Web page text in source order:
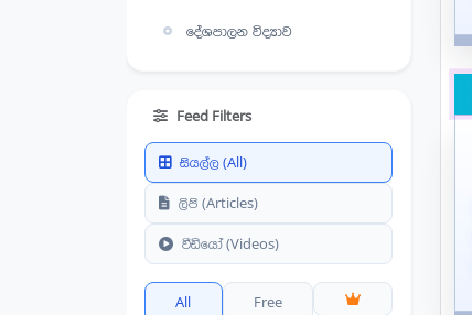
දේශපාලන විද්‍යාව
ජීව විද්‍යාව
කෘෂි විද්‍යාව
භූගෝල විද්‍යාව
Feed Filters
සියල්ල (All)
ලිපි (Articles)
වීඩියෝ (Videos)
All Free